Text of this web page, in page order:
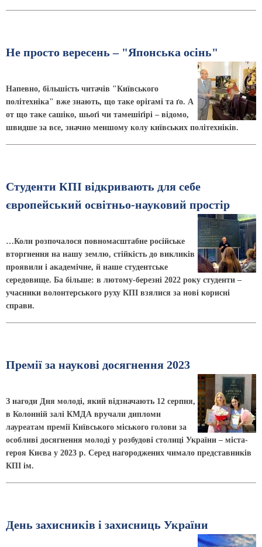
Не просто вересень – "Японська осінь"
Напевно, більшість читачів "Київського
політехніка" вже знають, що таке орігамі та ґо. А
от що таке сашіко, шьоґі чи тамешіґірі – відомо,
швидше за все, значно меншому колу київських політехніків.
Студенти КПІ відкривають для себе
європейський освітньо-науковий простір
…Коли розпочалося повномасштабне російське
вторгнення на нашу землю, стійкість до викликів
проявили і академічне, й наше студентське
середовище. Ба більше: в лютому-березні 2022 року студенти –
учасники волонтерського руху КПІ взялися за нові корисні
справи.
Премії за наукові досягнення 2023
З нагоди Дня молоді, який відзначають 12 серпня,
в Колонній залі КМДА вручали дипломи
лауреатам премії Київського міського голови за
особливі досягнення молоді у розбудові столиці України – міста-
героя Києва у 2023 р. Серед нагороджених чимало представників
КПІ ім.
День захисників і захисниць України